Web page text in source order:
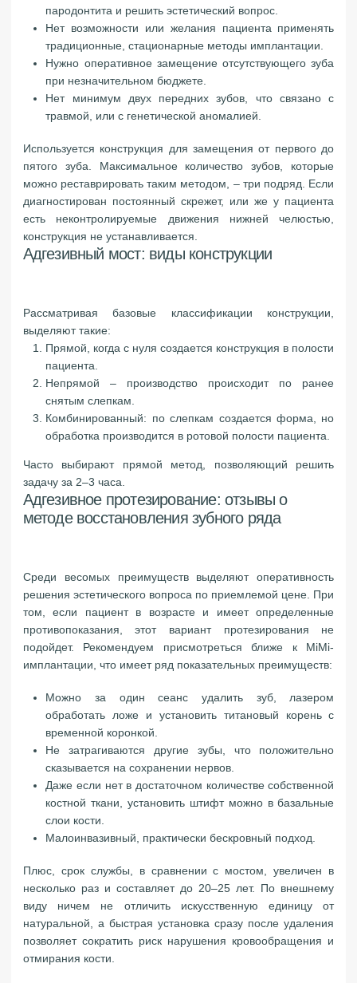
пародонтита и решить эстетический вопрос.
Нет возможности или желания пациента применять
традиционные, стационарные методы имплантации.
Нужно оперативное замещение отсутствующего зуба
при незначительном бюджете.
Нет минимум двух передних зубов, что связано с
травмой, или с генетической аномалией.
Используется конструкция для замещения от первого до
пятого зуба. Максимальное количество зубов, которые
можно реставрировать таким методом, – три подряд. Если
диагностирован постоянный скрежет, или же у пациента
есть неконтролируемые движения нижней челюстью,
конструкция не устанавливается.
Адгезивный мост: виды конструкции
Рассматривая базовые классификации конструкции,
выделяют такие:
Прямой, когда с нуля создается конструкция в полости
пациента.
Непрямой – производство происходит по ранее
снятым слепкам.
Комбинированный: по слепкам создается форма, но
обработка производится в ротовой полости пациента.
Часто выбирают прямой метод, позволяющий решить
задачу за 2–3 часа.
Адгезивное протезирование: отзывы о
методе восстановления зубного ряда
Среди весомых преимуществ выделяют оперативность
решения эстетического вопроса по приемлемой цене. При
том, если пациент в возрасте и имеет определенные
противопоказания, этот вариант протезирования не
подойдет. Рекомендуем присмотреться ближе к MiMi-
имплантации, что имеет ряд показательных преимуществ:
Можно за один сеанс удалить зуб, лазером
обработать ложе и установить титановый корень с
временной коронкой.
Не затрагиваются другие зубы, что положительно
сказывается на сохранении нервов.
Даже если нет в достаточном количестве собственной
костной ткани, установить штифт можно в базальные
слои кости.
Малоинвазивный, практически бескровный подход.
Плюс, срок службы, в сравнении с мостом, увеличен в
несколько раз и составляет до 20–25 лет. По внешнему
виду ничем не отличить искусственную единицу от
натуральной, а быстрая установка сразу после удаления
позволяет сократить риск нарушения кровообращения и
отмирания кости.